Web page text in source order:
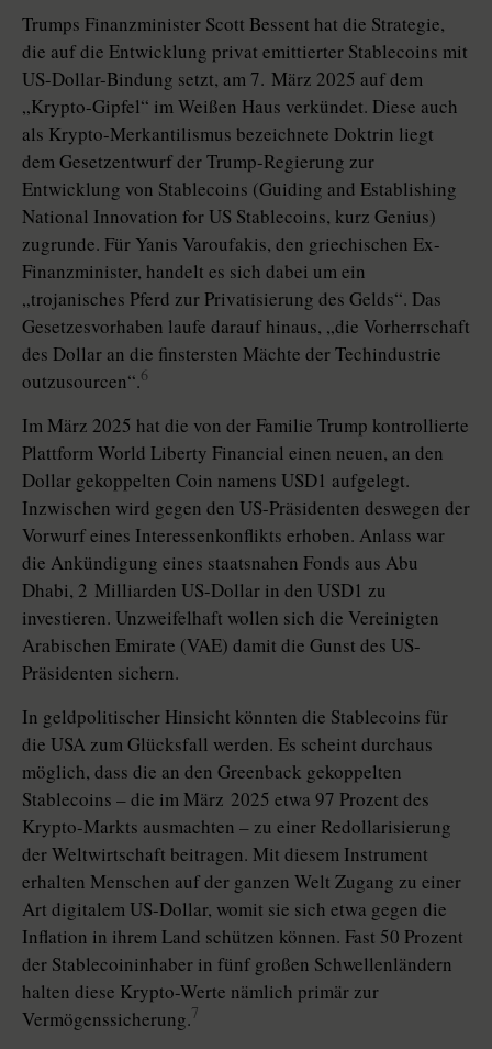
Trumps Finanzminister Scott Bessent hat die Strategie,
die auf die Entwicklung privat emittierter Stablecoins mit
US-Dollar-Bindung setzt, am 7. März 2025 auf dem
„Krypto-Gipfel“ im Weißen Haus verkündet. Diese auch
als Krypto-Merkantilismus bezeichnete Doktrin liegt
dem Gesetzentwurf der Trump-Regierung zur
Entwicklung von Stablecoins (Guiding and Establishing
National Innovation for US Stablecoins, kurz Genius)
zugrunde. Für Yanis Varoufakis, den griechischen Ex-
Finanzminister, handelt es sich dabei um ein
„trojanisches Pferd zur Privatisierung des Gelds“. Das
Gesetzesvorhaben laufe darauf hinaus, „die Vorherrschaft
des Dollar an die finstersten Mächte der Techindustrie
outzusourcen“.6
Im März 2025 hat die von der Familie Trump kontrollierte
Plattform World Liberty Financial einen neuen, an den
Dollar gekoppelten Coin namens USD1 aufgelegt.
Inzwischen wird gegen den US-Präsidenten deswegen der
Vorwurf eines Interessenkonflikts erhoben. Anlass war
die Ankündigung eines staatsnahen Fonds aus Abu
Dhabi, 2 Milliarden US-Dollar in den USD1 zu
investieren. Unzweifelhaft wollen sich die Vereinigten
Arabischen Emirate (VAE) damit die Gunst des US-
Präsidenten sichern.
In geldpolitischer Hinsicht könnten die Stable­coins für
die USA zum Glücksfall werden. Es scheint durchaus
möglich, dass die an den Greenback gekoppelten
Stablecoins – die im März 2025 etwa 97 Prozent des
Krypto-Markts ausmachten – zu einer Redollarisierung
der Weltwirtschaft beitragen. Mit diesem Instrument
erhalten Menschen auf der ganzen Welt Zugang zu einer
Art digitalem US-Dollar, womit sie sich etwa gegen die
Inflation in ihrem Land schützen können. Fast 50 Prozent
der Stablecoininhaber in fünf großen Schwellenländern
halten diese Krypto-Werte nämlich primär zur
Vermögens­sicherung.7